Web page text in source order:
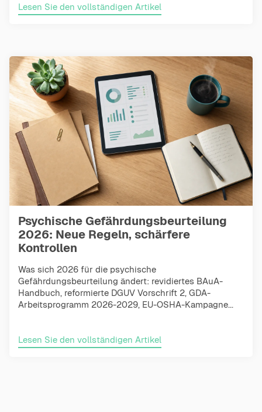
Lesen Sie den vollständigen Artikel
Psychische Gefährdungsbeurteilung
2026: Neue Regeln, schärfere
Kontrollen
Was sich 2026 für die psychische
Gefährdungsbeurteilung ändert: revidiertes BAuA-
Handbuch, reformierte DGUV Vorschrift 2, GDA-
Arbeitsprogramm 2026-2029, EU-OSHA-Kampagne...
Lesen Sie den vollständigen Artikel